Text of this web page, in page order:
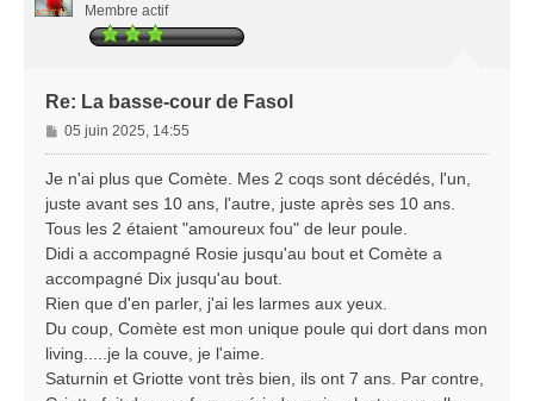
Membre actif
Re: La basse-cour de Fasol
M
e
a
g
e
05 juin 2025, 14:55
Je n'ai plus que Comète. Mes 2 coqs sont décédés, l'un,
juste avant ses 10 ans, l'autre, juste après ses 10 ans.
Tous les 2 étaient "amoureux fou" de leur poule.
Didi a accompagné Rosie jusqu'au bout et Comète a
accompagné Dix jusqu'au bout.
Rien que d'en parler, j'ai les larmes aux yeux.
Du coup, Comète est mon unique poule qui dort dans mon
living.....je la couve, je l'aime.
Saturnin et Griotte vont très bien, ils ont 7 ans. Par contre,